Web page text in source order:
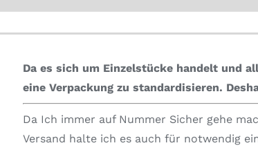
Da es sich um Einzelstücke handelt und
eine Verpackung zu standardisieren.
Da Ich immer auf Nummer Sicher gehe
Versand halte ich es auch für notwendig